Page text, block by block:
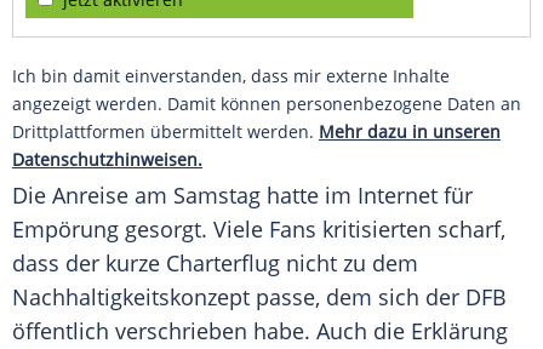
Ich bin damit einverstanden, dass mir externe Inhalte
angezeigt werden. Damit können personenbezogene Daten an
Drittplattformen übermittelt werden. Mehr dazu in unseren
Datenschutzhinweisen.
Die Anreise am Samstag hatte im Internet für
Empörung gesorgt. Viele Fans kritisierten scharf,
dass der kurze Charterflug nicht zu dem
Nachhaltigkeitskonzept passe, dem sich der DFB
öffentlich verschrieben habe. Auch die Erklärung